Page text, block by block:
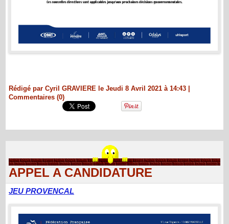
Rédigé par Cyril GRAVIERE le Jeudi 8 Avril 2021 à 14:43
Commentaires (0)
APPEL A CANDIDATURE
JEU PROVENCAL